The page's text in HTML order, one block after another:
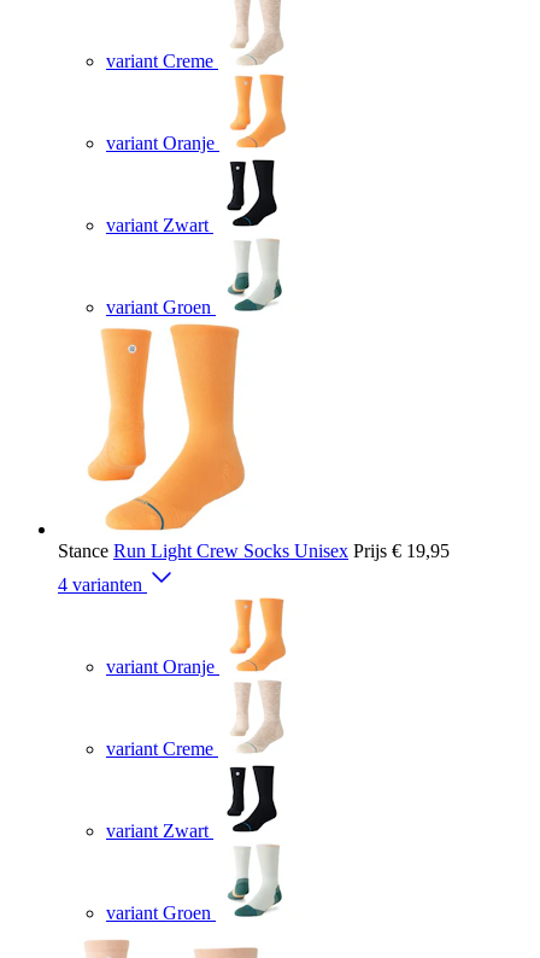
variant Creme
variant Oranje
variant Zwart
variant Groen
Stance Run Light Crew Socks Unisex Prijs € 19,95
4 varianten
variant Oranje
variant Creme
variant Zwart
variant Groen